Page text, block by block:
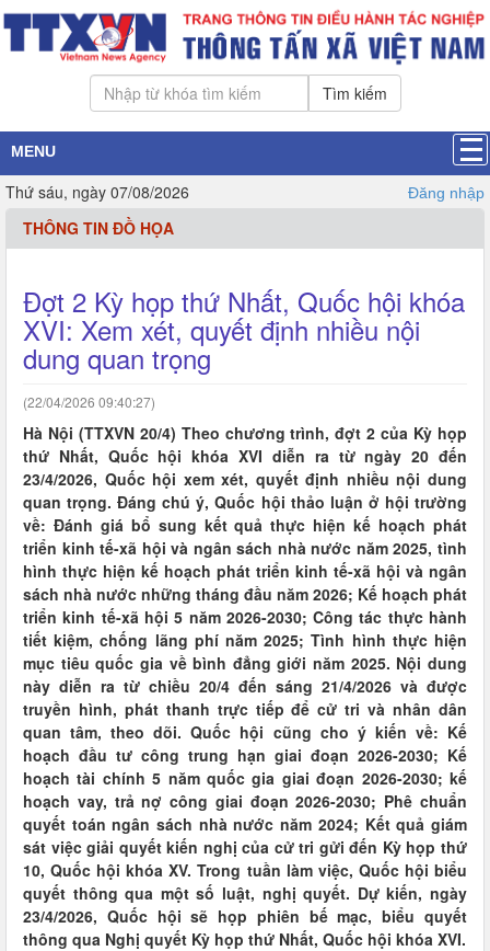
Tìm kiếm
MENU
Thứ sáu, ngày 07/08/2026 Đăng nhập
THÔNG TIN ĐỒ HỌA
Đợt 2 Kỳ họp thứ Nhất, Quốc hội khóa
XVI: Xem xét, quyết định nhiều nội
dung quan trọng
(22/04/2026 09:40:27)
Hà Nội (TTXVN 20/4) Theo chương trình, đợt 2 của Kỳ họp
thứ Nhất, Quốc hội khóa XVI diễn ra từ ngày 20 đến
23/4/2026, Quốc hội xem xét, quyết định nhiều nội dung
quan trọng. Đáng chú ý, Quốc hội thảo luận ở hội trường
về: Đánh giá bổ sung kết quả thực hiện kế hoạch phát
triển kinh tế-xã hội và ngân sách nhà nước năm 2025, tình
hình thực hiện kế hoạch phát triển kinh tế-xã hội và ngân
sách nhà nước những tháng đầu năm 2026; Kế hoạch phát
triển kinh tế-xã hội 5 năm 2026-2030; Công tác thực hành
tiết kiệm, chống lãng phí năm 2025; Tình hình thực hiện
mục tiêu quốc gia về bình đẳng giới năm 2025. Nội dung
này diễn ra từ chiều 20/4 đến sáng 21/4/2026 và được
truyền hình, phát thanh trực tiếp để cử tri và nhân dân
quan tâm, theo dõi. Quốc hội cũng cho ý kiến về: Kế
hoạch đầu tư công trung hạn giai đoạn 2026-2030; Kế
hoạch tài chính 5 năm quốc gia giai đoạn 2026-2030; kế
hoạch vay, trả nợ công giai đoạn 2026-2030; Phê chuẩn
quyết toán ngân sách nhà nước năm 2024; Kết quả giám
sát việc giải quyết kiến nghị của cử tri gửi đến Kỳ họp thứ
10, Quốc hội khóa XV. Trong tuần làm việc, Quốc hội biểu
quyết thông qua một số luật, nghị quyết. Dự kiến, ngày
23/4/2026, Quốc hội sẽ họp phiên bế mạc, biểu quyết
thông qua Nghị quyết Kỳ họp thứ Nhất, Quốc hội khóa XVI.